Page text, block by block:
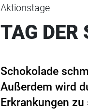
Aktionstage
TAG DER
Schokolade
Außerdem wird
Erkrankungen